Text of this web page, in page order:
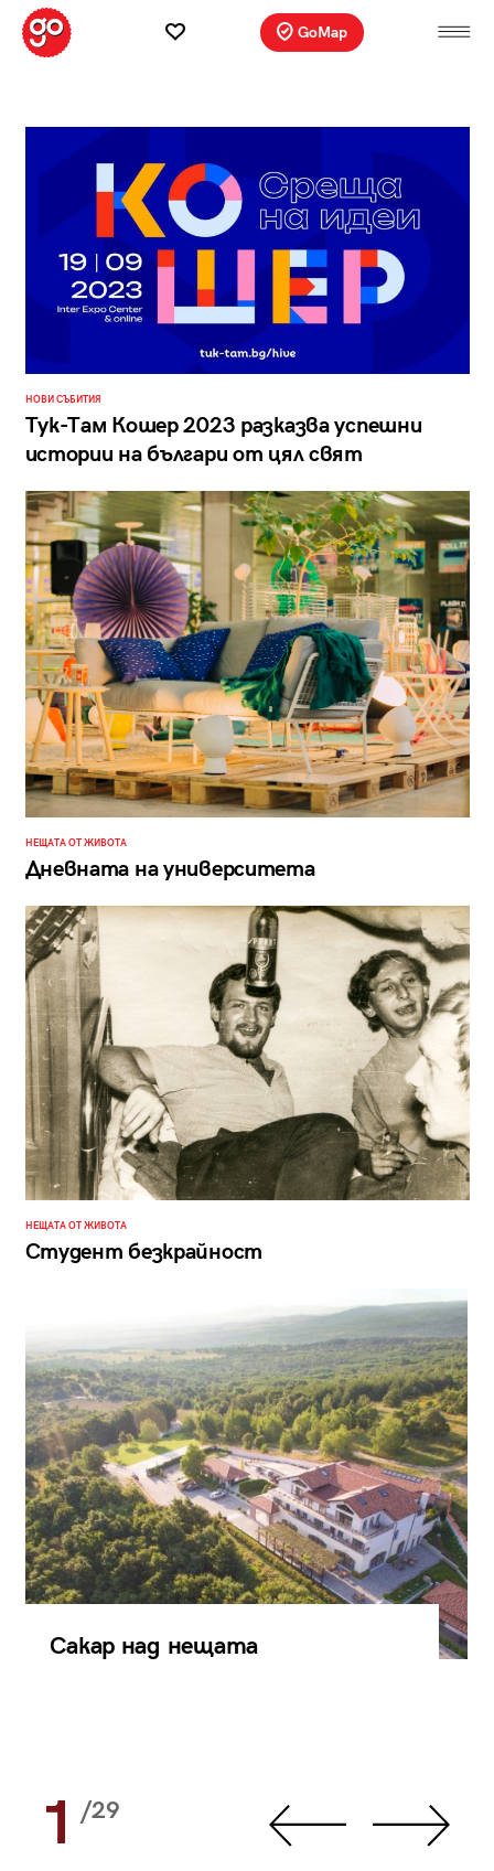
GoMap
НОВИ СЪБИТИЯ
Тук-Там Кошер 2023 разказва успешни
истории на българи от цял свят
НЕЩАТА ОТ ЖИВОТА
Дневната на университета
НЕЩАТА ОТ ЖИВОТА
Студент безкрайност
Сакар над нещата
1 /29